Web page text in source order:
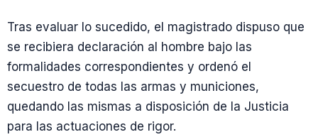
Tras evaluar lo sucedido, el magistrado dispuso que
se recibiera declaración al hombre bajo las
formalidades correspondientes y ordenó el
secuestro de todas las armas y municiones,
quedando las mismas a disposición de la Justicia
para las actuaciones de rigor.